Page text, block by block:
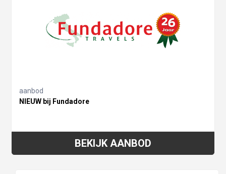
aanbod
NIEUW bij Fundadore
BEKIJK AANBOD